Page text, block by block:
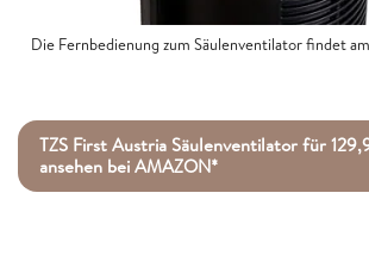
Die Fernbedienung zum Säulenventilator findet
TZS First Austria Säulenventilator für
ansehen bei AMAZON*